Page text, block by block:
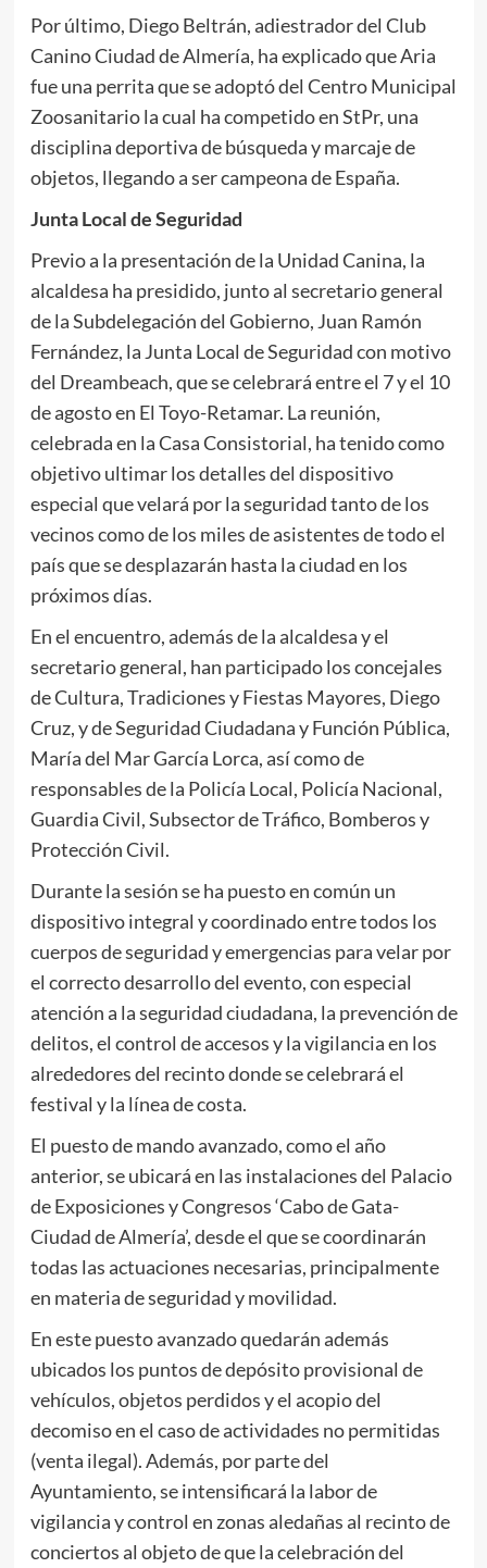
Por último, Diego Beltrán, adiestrador del Club
Canino Ciudad de Almería, ha explicado que Aria
fue una perrita que se adoptó del Centro Municipal
Zoosanitario la cual ha competido en StPr, una
disciplina deportiva de búsqueda y marcaje de
objetos, llegando a ser campeona de España.
Junta Local de Seguridad
Previo a la presentación de la Unidad Canina, la
alcaldesa ha presidido, junto al secretario general
de la Subdelegación del Gobierno, Juan Ramón
Fernández, la Junta Local de Seguridad con motivo
del Dreambeach, que se celebrará entre el 7 y el 10
de agosto en El Toyo-Retamar. La reunión,
celebrada en la Casa Consistorial, ha tenido como
objetivo ultimar los detalles del dispositivo
especial que velará por la seguridad tanto de los
vecinos como de los miles de asistentes de todo el
país que se desplazarán hasta la ciudad en los
próximos días.
En el encuentro, además de la alcaldesa y el
secretario general, han participado los concejales
de Cultura, Tradiciones y Fiestas Mayores, Diego
Cruz, y de Seguridad Ciudadana y Función Pública,
María del Mar García Lorca, así como de
responsables de la Policía Local, Policía Nacional,
Guardia Civil, Subsector de Tráfico, Bomberos y
Protección Civil.
Durante la sesión se ha puesto en común un
dispositivo integral y coordinado entre todos los
cuerpos de seguridad y emergencias para velar por
el correcto desarrollo del evento, con especial
atención a la seguridad ciudadana, la prevención de
delitos, el control de accesos y la vigilancia en los
alrededores del recinto donde se celebrará el
festival y la línea de costa.
El puesto de mando avanzado, como el año
anterior, se ubicará en las instalaciones del Palacio
de Exposiciones y Congresos ‘Cabo de Gata-
Ciudad de Almería’, desde el que se coordinarán
todas las actuaciones necesarias, principalmente
en materia de seguridad y movilidad.
En este puesto avanzado quedarán además
ubicados los puntos de depósito provisional de
vehículos, objetos perdidos y el acopio del
decomiso en el caso de actividades no permitidas
(venta ilegal). Además, por parte del
Ayuntamiento, se intensificará la labor de
vigilancia y control en zonas aledañas al recinto de
conciertos al objeto de que la celebración del